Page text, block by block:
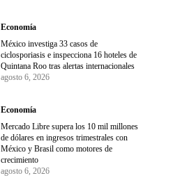
Economía
México investiga 33 casos de
ciclosporiasis e inspecciona 16 hoteles de
Quintana Roo tras alertas internacionales
agosto 6, 2026
Economía
Mercado Libre supera los 10 mil millones
de dólares en ingresos trimestrales con
México y Brasil como motores de
crecimiento
agosto 6, 2026